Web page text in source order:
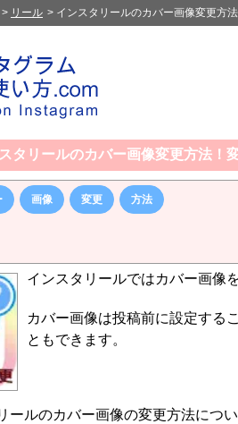
> リール > インスタリールのカバー画像変更方
タリールのカバー画像変更方法！
画像 変更 方法
インスタリールではカバー画像
カバー画像は投稿前に設定する
ともできます。
ールのカバー画像の変更方法につい